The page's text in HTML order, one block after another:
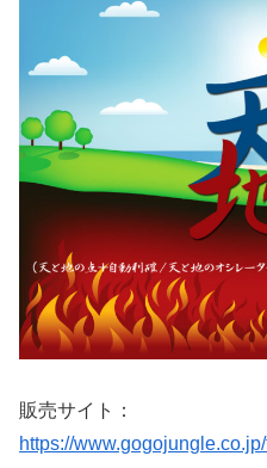
販売サイト：
https://